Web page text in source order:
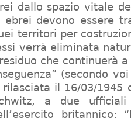
dallo spazio vitale
ebrei devono essere
territori per
verrà eliminata
che continuerà
(secondo
il 16/03/1945
a due
britannico: